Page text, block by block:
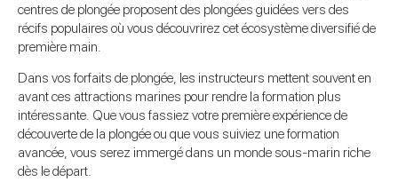
centres de plongée proposent des plongées guidées vers des
récifs populaires où vous découvrirez cet écosystème diversifié de
première main.
Dans vos forfaits de plongée, les instructeurs mettent souvent en
avant ces attractions marines pour rendre la formation plus
intéressante. Que vous fassiez votre première expérience de
découverte de la plongée ou que vous suiviez une formation
avancée, vous serez immergé dans un monde sous-marin riche
dès le départ.